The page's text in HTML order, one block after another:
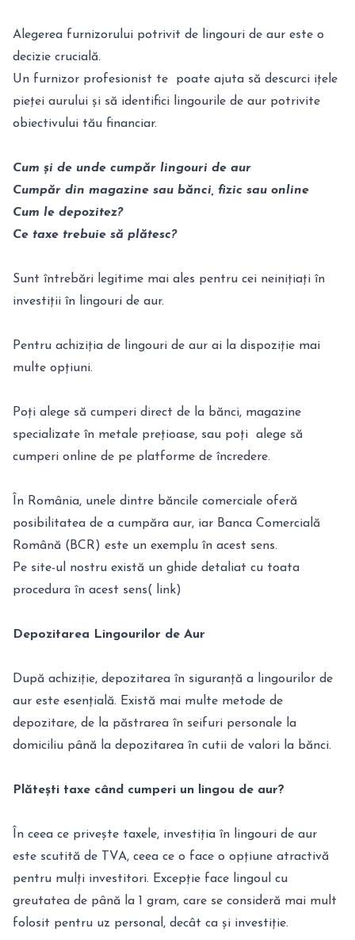
Alegerea furnizorului potrivit de lingouri de aur este o
decizie crucială.
Un furnizor profesionist te poate ajuta să descurci ițele
pieței aurului și să identifici lingourile de aur potrivite
obiectivului tău financiar.
Cum și de unde cumpăr lingouri de aur
Cumpăr din magazine sau bănci, fizic sau online
Cum le depozitez?
Ce taxe trebuie să plătesc?
Sunt întrebări legitime mai ales pentru cei neinițiați în
investiții în lingouri de aur.
Pentru achiziția de lingouri de aur ai la dispoziție mai
multe opțiuni.
Poți alege să cumperi direct de la bănci, magazine
specializate în metale prețioase, sau poți alege să
cumperi online de pe platforme de încredere.
În România, unele dintre băncile comerciale oferă
posibilitatea de a cumpăra aur, iar Banca Comercială
Română (BCR) este un exemplu în acest sens.
Pe site-ul nostru există un ghide detaliat cu toata
procedura în acest sens( link)
Depozitarea Lingourilor de Aur
După achiziție, depozitarea în siguranță a lingourilor de
aur este esențială. Există mai multe metode de
depozitare, de la păstrarea în seifuri personale la
domiciliu până la depozitarea în cutii de valori la bănci.
Plătești taxe când cumperi un lingou de aur?
În ceea ce privește taxele, investiția în lingouri de aur
este scutită de TVA, ceea ce o face o opțiune atractivă
pentru mulți investitori. Excepție face lingoul cu
greutatea de până la 1 gram, care se consideră mai mult
folosit pentru uz personal, decât ca și investiție.